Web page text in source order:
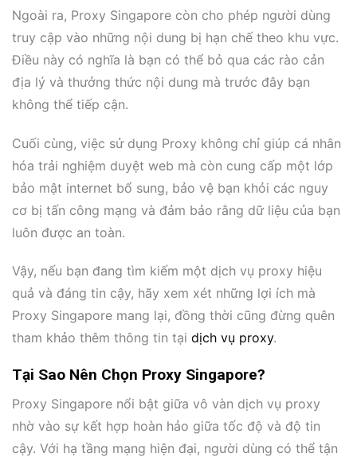
Ngoài ra, Proxy Singapore còn cho phép người dùng
truy cập vào những nội dung bị hạn chế theo khu vực.
Điều này có nghĩa là bạn có thể bỏ qua các rào cản
địa lý và thưởng thức nội dung mà trước đây bạn
không thể tiếp cận.
Cuối cùng, việc sử dụng Proxy không chỉ giúp cá nhân
hóa trải nghiệm duyệt web mà còn cung cấp một lớp
bảo mật internet bổ sung, bảo vệ bạn khỏi các nguy
cơ bị tấn công mạng và đảm bảo rằng dữ liệu của bạn
luôn được an toàn.
Vậy, nếu bạn đang tìm kiếm một dịch vụ proxy hiệu
quả và đáng tin cậy, hãy xem xét những lợi ích mà
Proxy Singapore mang lại, đồng thời cũng đừng quên
tham khảo thêm thông tin tại dịch vụ proxy.
Tại Sao Nên Chọn Proxy Singapore?
Proxy Singapore nổi bật giữa vô vàn dịch vụ proxy
nhờ vào sự kết hợp hoàn hảo giữa tốc độ và độ tin
cậy. Với hạ tầng mạng hiện đại, người dùng có thể tận